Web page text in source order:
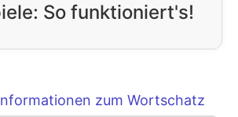
So funktioniert's!
zum Wortschatz